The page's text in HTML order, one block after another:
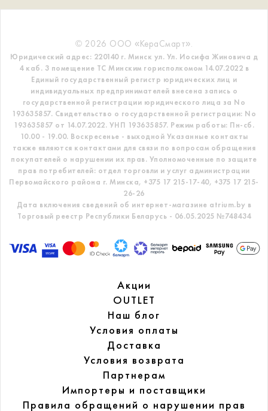
© 2026 ООО «КераСмарт».
Юридический адрес: 220140 г. Минск ул. Ул. Иосифа Жиновича д
4 каб. 3 помещение ТС Минским горисполкомом 14.07.2022 в
Единый государственный регистр юридических лиц и
индивидуальных предпринимателей внесена запись о
государственной регистрации юридического лица за No
193635857. Свидетельство о государственной регистрации: No
193635857 от 14.07.2022. УНП 193635857. Режим работы: Пн-сб.
10.00 - 19.00. Воскресенье - выходной Указанные контакты
также являются контактами для связи по вопросам обращения
покупателей о нарушении их прав. Уполномоченные по защите
прав потребителей: отдел торговли и услуг администрации
Первомайского района г. Минска, +375 17 215-17-40, +375 17 215-
26-26
Дата включения сведений об интернет-магазине atrium.by в
Торговый реестр Республики Беларусь - 06.05.2025 №748434
Акции
OUTLET
Наш блог
Условия оплаты
Доставка
Условия возврата
Партнерам
Импортеры и поставщики
Правила обращений о нарушении прав